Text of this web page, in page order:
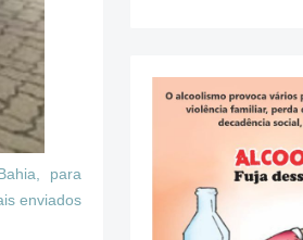
para
enviados